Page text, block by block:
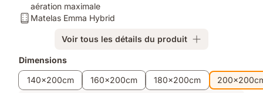
sommeil
Housses
déperlantes
lattes
pour
une
aération maximale
Matelas:
Matelas Emma Hybrid
Voir tous les détails du produit
Produits
supplémentaires
Dimensions
140x200cm
160x200cm 180x200cm